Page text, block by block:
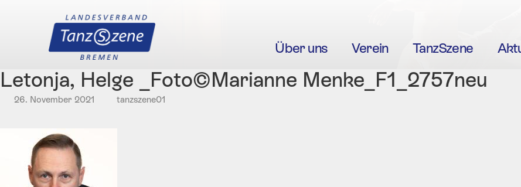
Über uns Verein TanzSzene
Letonja, Helge _Foto©Marianne Menke_F1_2757neu
26. November 2021 tanzszene01